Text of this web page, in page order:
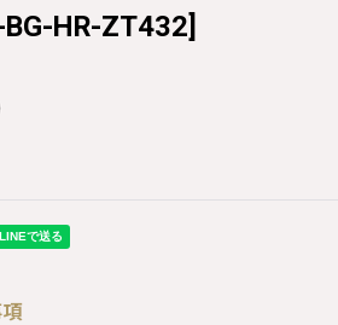
HR-ZT432]